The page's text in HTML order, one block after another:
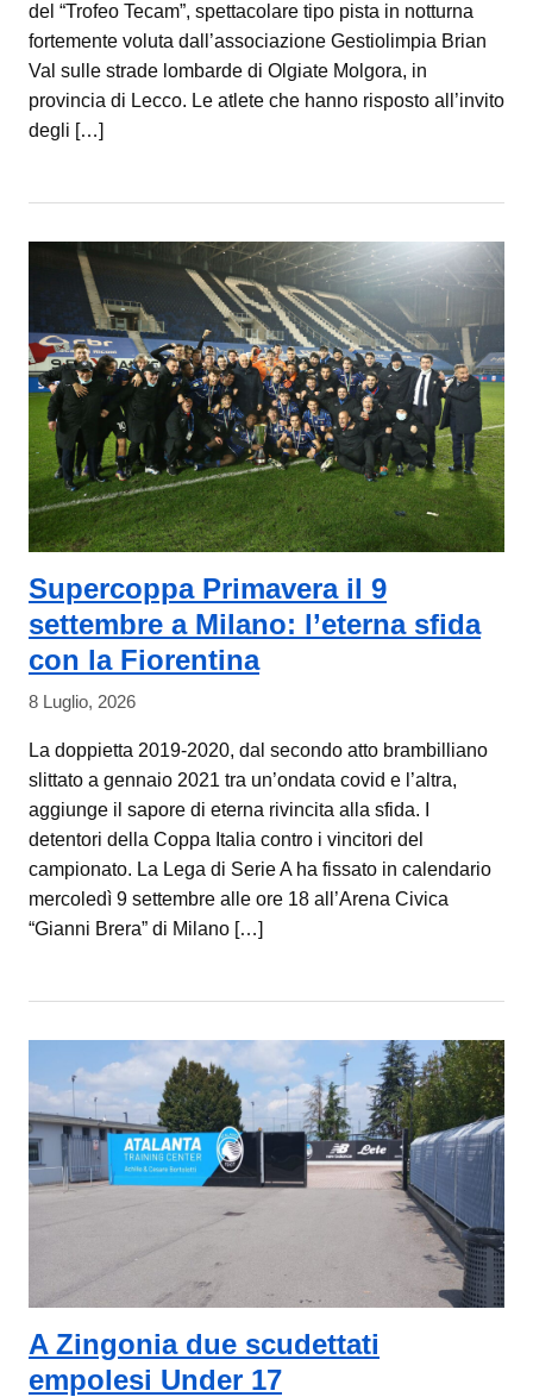
del “Trofeo Tecam”, spettacolare tipo pista in notturna
fortemente voluta dall’associazione Gestiolimpia Brian
Val sulle strade lombarde di Olgiate Molgora, in
provincia di Lecco. Le atlete che hanno risposto all’invito
degli […]
Supercoppa Primavera il 9
settembre a Milano: l’eterna sfida
con la Fiorentina
8 Luglio, 2026
La doppietta 2019-2020, dal secondo atto brambilliano
slittato a gennaio 2021 tra un’ondata covid e l’altra,
aggiunge il sapore di eterna rivincita alla sfida. I
detentori della Coppa Italia contro i vincitori del
campionato. La Lega di Serie A ha fissato in calendario
mercoledì 9 settembre alle ore 18 all’Arena Civica
“Gianni Brera” di Milano […]
A Zingonia due scudettati
empolesi Under 17